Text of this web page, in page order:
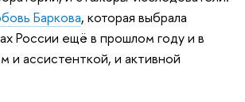
Баркова, которая выбрала
России ещё в прошлом году и в
и ассистенткой, и активной